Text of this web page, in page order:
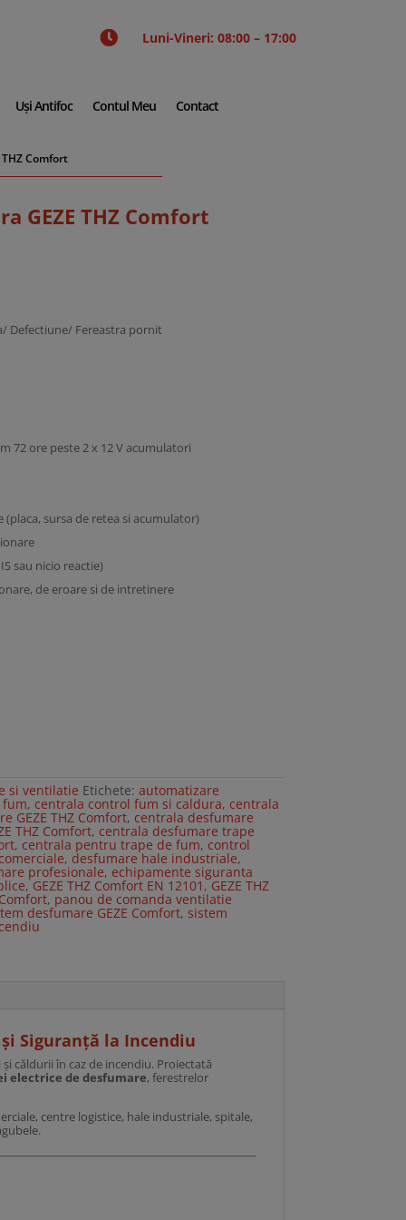
 Luni-Vineri: 08:00 – 17:00
Uși Antifoc Contul Meu Contact
Comfort
GEZE THZ Comfort
Defectiune/ Fereastra pornit
72 ore peste 2 x 12 V acumulatori
sursa de retea si acumulator)
sau nicio reactie)
de eroare si de intretinere
si ventilatie Etichete:automatizare
fum, centrala control fum si caldura, centrala
GEZE THZ Comfort, centrala desfumare
THZ Comfort, centrala desfumare trape
, centrala pentru trape de fum, control
, desfumare hale industriale,
profesionale, echipamente siguranta
,GEZE THZ Comfort EN 12101 ,GEZE THZ
, panou de comanda ventilatie
desfumare GEZE Comfort, sistem
Siguranță la Incendiu
căldurii în caz de incendiu. Proiectată
electrice de desfumare, ferestrelor
centre logistice, hale industriale, spitale,